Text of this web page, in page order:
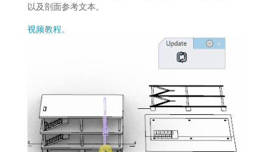
以及剖面参考文本。
视频教程。